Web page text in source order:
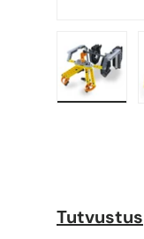
Tutvustus